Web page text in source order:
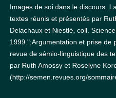
Images de soi dans le discours.
textes réunis et présentés par
Delachaux et Niestlé, coll.
1999.";Argumentation et prise de
revue de sémio-linguistique des
par Ruth Amossy et Roselyne
(http://semen.revues.org/